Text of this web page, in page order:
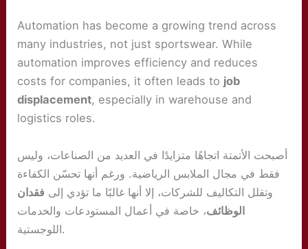
Automation has become a growing trend across
many industries, not just sportswear. While
automation improves efficiency and reduces
costs for companies, it often leads to job
displacement, especially in warehouse and
logistics roles.
أصبحت الأتمتة اتجاهًا متزايدًا في العديد من الصناعات، وليس
فقط في مجال الملابس الرياضية. ورغم أنها تحسّن الكفاءة
وتقلل التكاليف للشركات، إلا أنها غالبًا ما تؤدي إلى فقدان
الوظائف، خاصة في أعمال المستودعات والخدمات
اللوجستية.